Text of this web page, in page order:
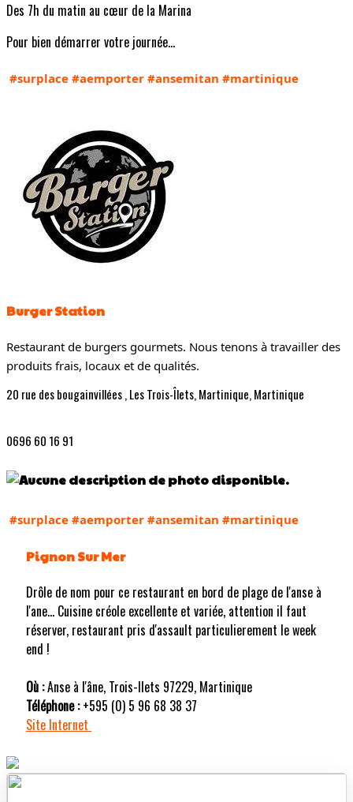
Des 7h du matin au cœur de la Marina
Pour bien démarrer votre journée…
#surplace #aemporter #ansemitan #martinique
Burger Station
Restaurant de burgers gourmets. Nous tenons à travailler des
produits frais, locaux et de qualités.
20 rue des bougainvillées , Les Trois-Îlets, Martinique, Martinique
0696 60 16 91
#surplace #aemporter #ansemitan #martinique
Pignon Sur Mer
Drôle de nom pour ce restaurant en bord de plage de l'anse à
l'ane... Cuisine créole excellente et variée, attention il faut
réserver, restaurant pris d'assault particulierement le week
end !
Où :Anse à l'âne, Trois-Ilets 97229, Martinique
Téléphone :+595 (0) 5 96 68 38 37
Site Internet